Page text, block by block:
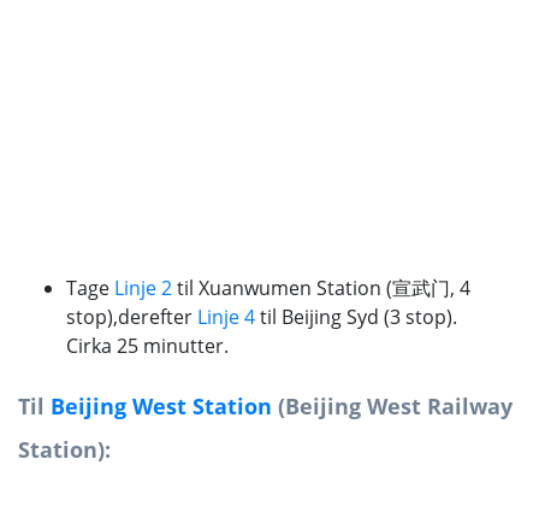
Tage Linje 2til Xuanwumen Station (宣武门, 4
stop),derefter Linje 4til Beijing Syd (3 stop).
Cirka 25 minutter.
Til Beijing West Station (Beijing West Railway
Station):